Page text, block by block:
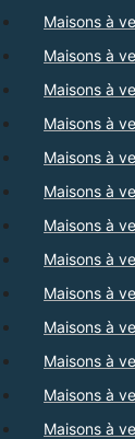
Maisons à
Maisons à
Maisons à
Maisons à
Maisons à
Maisons à
Maisons à
Maisons à
Maisons à
Maisons à
Maisons à
Maisons à
Maisons à